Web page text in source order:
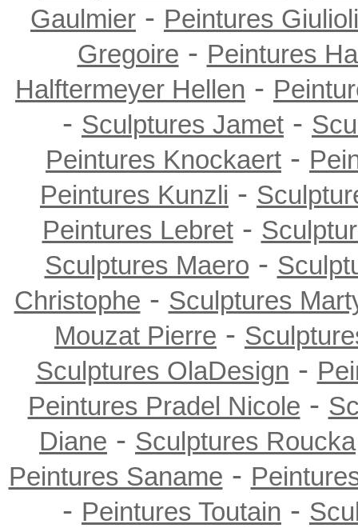
Gaulmier - Peintures Giulioli
Gregoire - Peintures
Halftermeyer Hellen -
- Sculptures Jamet -
Peintures Knockaert -
Peintures Kunzli -
Peintures Lebret-
Sculptures Maero -
Christophe - Sculptures
Mouzat Pierre -
Sculptures OlaDesign -
Peintures Pradel Nicole -
Diane - Sculptures Roucka
Peintures Saname -
- Peintures Toutain -